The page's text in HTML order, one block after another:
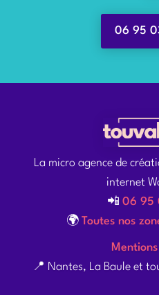
06 95
📍 Nantes, La Baule et
La micro agence de
internet
📲 06 95
🌍 Toutes nos